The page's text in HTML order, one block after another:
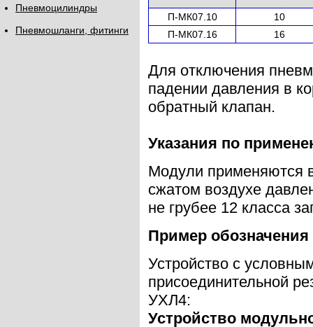
Пневмоцилиндры
Пневмошланги, фитинги
П-МК07.10
10
П-МК07.16
16
Для отключения
падении давления в
обратный клапан.
Указания по
Модули применяются
сжатом воздухе
не грубее 12 класса
Пример обозначения
Устройство с
присоединительной
УХЛ4:
Устройство